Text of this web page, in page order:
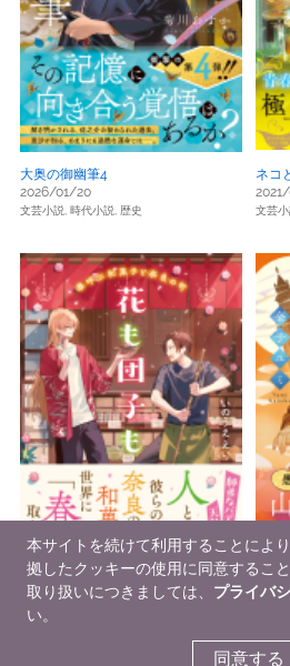
大奥の御幽筆4
2026/01/20
文芸小説, 時代小説, 歴史
ネコ
文芸小
花も団子も
2025/12/20
浅草
本サイトを続けて利用することにより
拠したクッキーの使用に同意するこ
取り扱いにつきましては、 プライバ
い。
同意する